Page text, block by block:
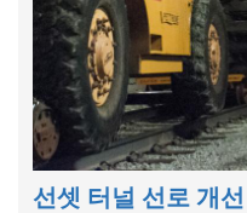
선셋 터널 선로 개